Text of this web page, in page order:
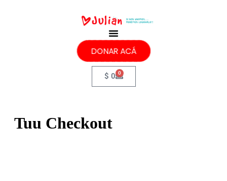
DONAR ACÁ
$ 0 0
Tuu Checkout